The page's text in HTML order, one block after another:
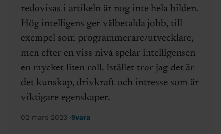
redovisas i artikeln är nog inte hela bilden.
Hög intelligens ger välbetalda jobb, till
exempel som programmerare/utvecklare,
men efter en viss nivå spelar intelligensen
en mycket liten roll. Istället tror jag det är
det kunskap, drivkraft och intresse som är
viktigare egenskaper.
02 mars 2023 Svara